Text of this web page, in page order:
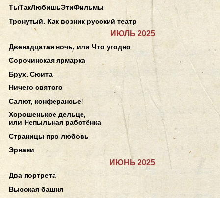
ТыТакЛюбишьЭтиФильмы
Тронутый. Как возник русский театр
ИЮЛЬ 2025
Двенадцатая ночь, или Что угодно
Сорочинская ярмарка
Брух. Сюита
Ничего святого
Салют, конферансье!
Хорошенькое дельце,
или Непыльная работёнка
Страницы про любовь
Эрнани
ИЮНЬ 2025
Два портрета
Высокая башня